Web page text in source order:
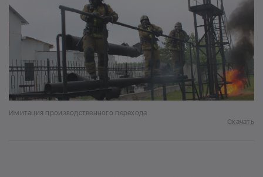
Имитация производственного перехода
Скачать